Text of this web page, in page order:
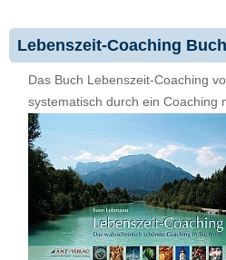
Lebenszeit-Coaching Buch
Das Buch Lebenszeit-Coaching
systematisch durch ein Coaching